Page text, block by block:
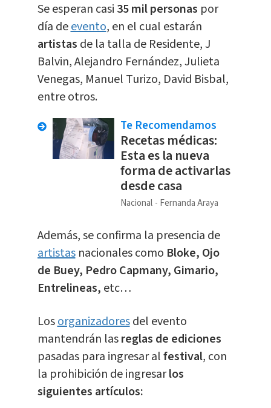
Se esperan casi 35 mil personas por
día deevento, en el cual estarán
artistas de la talla de Residente, J
Balvin, Alejandro Fernández, Julieta
Venegas, Manuel Turizo, David Bisbal,
entre otros.
Te Recomendamos
Recetas médicas:
Esta es la nueva
forma de activarlas
desde casa
Nacional Fernanda Araya
Además, se confirma la presencia de
artistasnacionales como Bloke, Ojo
de Buey, Pedro Capmany, Gimario,
Entrelineas, etc…
Losorganizadoresdel evento
mantendrán lasreglas de ediciones
pasadas para ingresar alfestival, con
la prohibición de ingresarlos
siguientes artículos: